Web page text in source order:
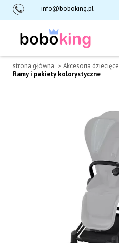
info@boboking.pl
strona główna Akcesoria dziecięce
Ramy i pakiety kolorystyczne